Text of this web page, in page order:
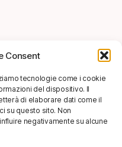
Consent
tecnologie come i cookie
del dispositivo. Il
di elaborare dati come il
su questo sito. Non
negativamente su alcune